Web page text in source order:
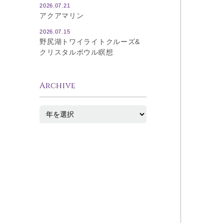
2026.07.21
アクアマリン
2026.07.15
野尻湖トワイライトクルーズ&
クリスタルボウル瞑想
Archive